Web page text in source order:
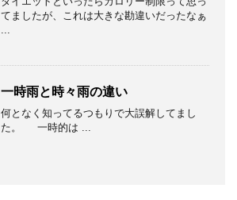
てましたが、これは大きな勘違いだったなぁ
...
一時雨と時々雨の違い
何となく知ってるつもりで大誤解してまし
た。 一時的は ...